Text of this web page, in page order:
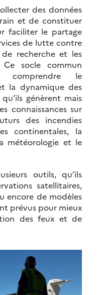
des données
et de constituer
faciliter le partage
de lutte contre
recherche et les
Ce socle commun
comprendre le
la dynamique des
génèrent mais
connaissances sur
des incendies
continentales, la
météorologie et le
outils, qu’ils
satellitaires,
encore de modèles
prévus pour mieux
des feux et de